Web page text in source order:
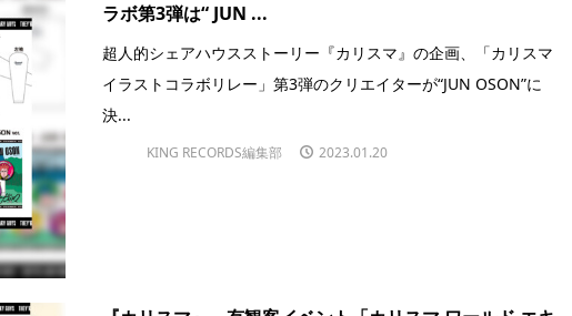
ラボ第3弾は“ JUN ...
超人的シェアハウスストーリー『カリスマ』の企画、「カリスマ
イラストコラボリレー」第3弾のクリエイターが“JUN OSON”に
決...
KING RECORDS編集部 2023.01.20